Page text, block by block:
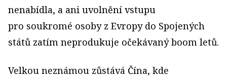
nenabídla, a ani uvolnění vstupu
pro soukromé osoby z Evropy do Spojených
států zatím neprodukuje očekávaný boom letů.
Velkou neznámou zůstává Čína, kde